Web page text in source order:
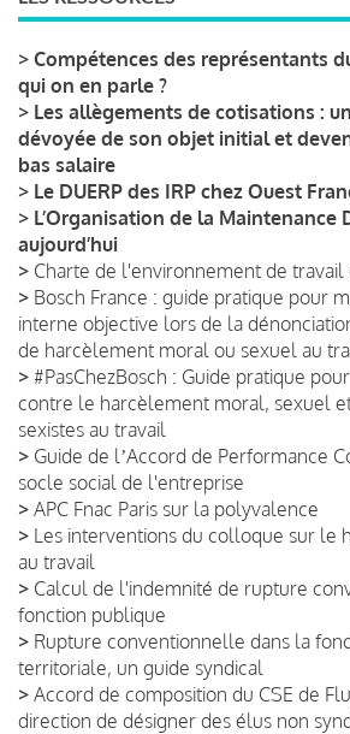
> Compétences des représentants
qui on en parle ?
> Les allègements de cotisations :
dévoyée de son objet initial et
bas salaire
> Le DUERP des IRP chez Ouest
> L’Organisation de la Maintenance
aujourd’hui
> Charte de l'environnement de travail
> Bosch France : guide pratique pour
interne objective lors de la
de harcèlement moral ou sexuel au
> #PasChezBosch : Guide pratique
contre le harcèlement moral, sexuel
sexistes au travail
> Guide de lʼAccord de Performance
socle social de l'entreprise
> APC Fnac Paris sur la polyvalence
> Les interventions du colloque sur le
au travail
> Calcul de l'indemnité de rupture
fonction publique
> Rupture conventionnelle dans la
territoriale, un guide syndical
> Accord de composition du CSE de
direction de désigner des élus non